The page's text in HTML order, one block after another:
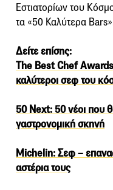
Εστιατορίων του
τα «50 Καλύτερα
Δείτε επίσης:
The Best Chef Awards
καλύτεροι σεφ του
50 Next: 50 νέοι που
γαστρονομική σκηνή
Michelin: Σεφ –
αστέρια τους